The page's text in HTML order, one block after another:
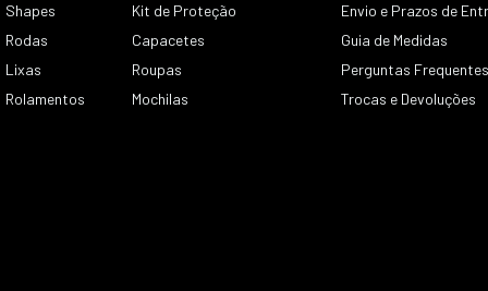
Shapes
Rodas
Lixas
Rolamentos
Kit de Proteção
Capacetes
Roupas
Mochilas
Envio e Prazos de
Guia de Medidas
Perguntas Frequentes
Trocas e Devoluções